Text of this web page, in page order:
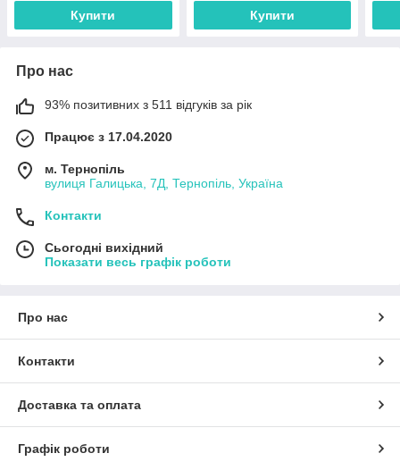
Купити Купити
Про нас
93% позитивних з 511 відгуків за рік
Працює з 17.04.2020
м. Тернопіль
вулиця Галицька, 7Д, Тернопіль, Україна
Контакти
Сьогодні вихідний
Показати весь графік роботи
Про нас
Контакти
Доставка та оплата
Графік роботи